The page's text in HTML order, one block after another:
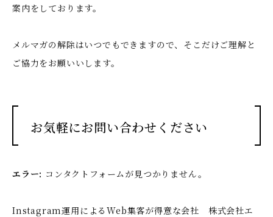
案内をしております。
メルマガの解除はいつでもできますので、そこだけご理解と
ご協力をお願いいします。
お気軽にお問い合わせください
エラー: コンタクトフォームが見つかりません。
Instagram運用によるWeb集客が得意な会社 株式会社エ